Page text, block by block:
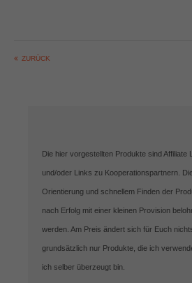
ZURÜCK
Die hier vorgestellten Produkte sind Affiliate
und/oder Links zu Kooperationspartnern.
Orientierung und schnellem Finden der
nach Erfolg mit einer kleinen Provision
werden. Am Preis ändert sich für Euch
grundsätzlich nur Produkte, die ich
ich selber überzeugt bin.